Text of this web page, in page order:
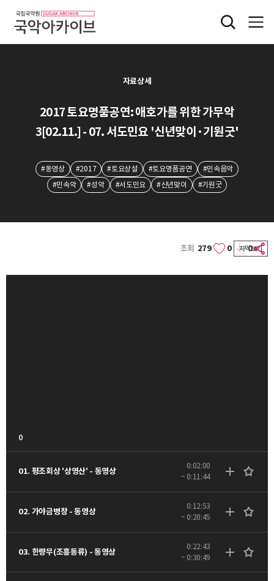
자료상세
2017 토요명품공연: 애호가를 위한 가무악
3[02.11.] - 07. 서도민요 '신년맞이·기원굿'
#동영상 #2017 #토요상설 #토요명품공연
#민속음악
#민속악
#성악 #서도민요 #신년맞이 #기원굿
조회 279 0 0
자막보기
0
01. 평조회상 '상영산' - 동영상
0:02:00
~ 0:11:44
02. 가야금병창 - 동영상
0:12:53
~ 0:20:45
03. 한량무(조흥동류) - 동영상
0:22:43
~ 0:30:49